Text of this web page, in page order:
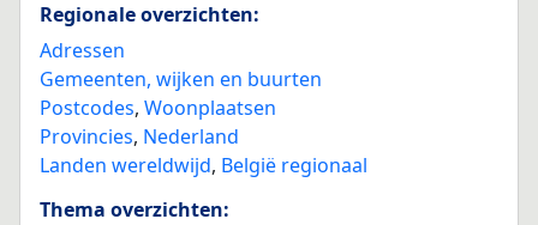
Regionale overzichten:
Adressen
Gemeenten, wijken en buurten
Postcodes, Woonplaatsen
Provincies, Nederland
Landen wereldwijd, België regionaal
Thema overzichten: